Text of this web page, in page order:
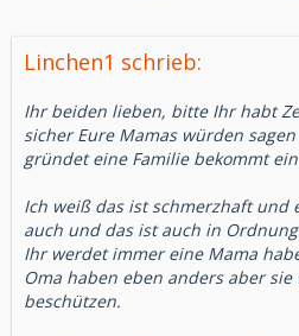
Linchen1 schrieb:
Ihr beiden lieben, bitte Ihr habt
sicher Eure Mamas würden
gründet eine Familie bekommt
Ich weiß das ist schmerzhaft und
auch und das ist auch in
Ihr werdet immer eine Mama
Oma haben eben anders aber
beschützen.